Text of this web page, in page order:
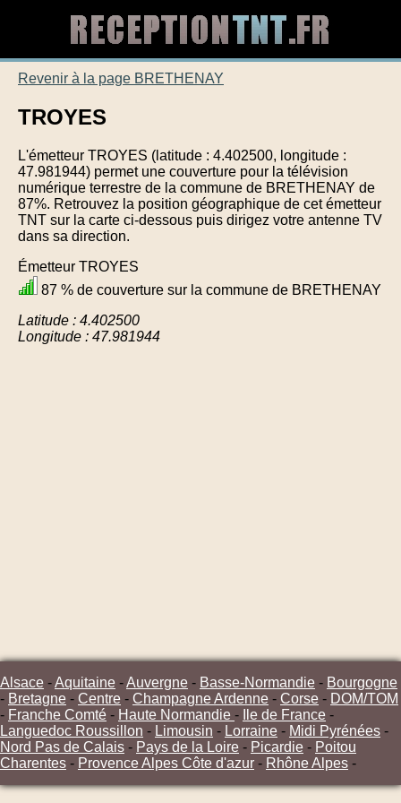
Revenir à la page BRETHENAY
TROYES
L'émetteur TROYES (latitude : 4.402500, longitude :
47.981944) permet une couverture pour la télévision
numérique terrestre de la commune de BRETHENAY de
87%. Retrouvez la position géographique de cet émetteur
TNT sur la carte ci-dessous puis dirigez votre antenne TV
dans sa direction.
Émetteur TROYES
87 % de couverture sur la commune de BRETHENAY
Latitude : 4.402500
Longitude : 47.981944
Alsace -Aquitaine -Auvergne - Basse-Normandie - Bourgogne
- Bretagne - Centre - Champagne Ardenne - Corse - DOM/TOM
- Franche Comté - Haute Normandie - Ile de France -
Languedoc Roussillon - Limousin - Lorraine - Midi Pyrénées -
Nord Pas de Calais - Pays de la Loire - Picardie - Poitou
Charentes - Provence Alpes Côte d'azur - Rhône Alpes -